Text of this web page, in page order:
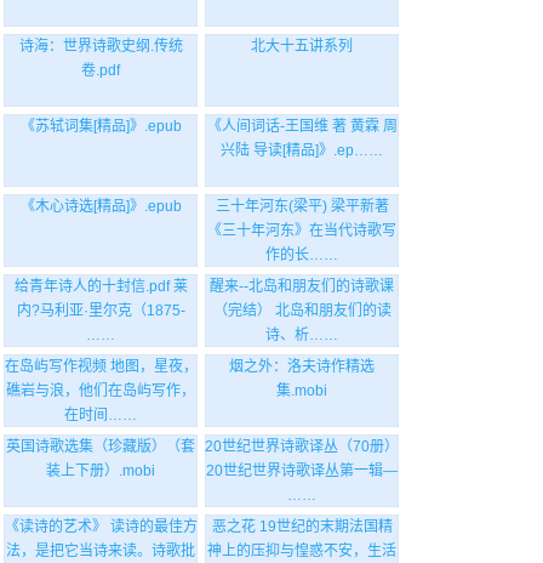
诗海：世界诗歌史纲.传统
卷.pdf
北大十五讲系列
《苏轼词集[精品]》.epub
《人间词话-王国维 著 黄霖 周
兴陆 导读[精品]》.ep……
《木心诗选[精品]》.epub
三十年河东(梁平) 梁平新著
《三十年河东》在当代诗歌写
作的长……
给青年诗人的十封信.pdf 莱
内?马利亚·里尔克（1875-
……
醒来--北岛和朋友们的诗歌课
（完结） 北岛和朋友们的读
诗、析……
在岛屿写作视频 地图，星夜，
礁岩与浪，他们在岛屿写作，
在时间……
烟之外：洛夫诗作精选
集.mobi
英国诗歌选集（珍藏版）（套
装上下册）.mobi
20世纪世界诗歌译丛（70册）
20世纪世界诗歌译丛第一辑—
……
《读诗的艺术》 读诗的最佳方
法，是把它当诗来读。诗歌批
恶之花 19世纪的末期法国精
神上的压抑与惶惑不安，生活